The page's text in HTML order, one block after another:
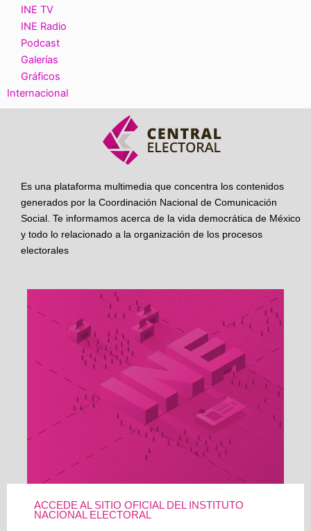
INE TV
INE Radio
Podcast
Galerías
Gráficos
Internacional
Es una plataforma multimedia que concentra los contenidos
generados por la Coordinación Nacional de Comunicación
Social. Te informamos acerca de la vida democrática de México
y todo lo relacionado a la organización de los procesos
electorales
ACCEDE AL SITIO OFICIAL DEL INSTITUTO
NACIONAL ELECTORAL